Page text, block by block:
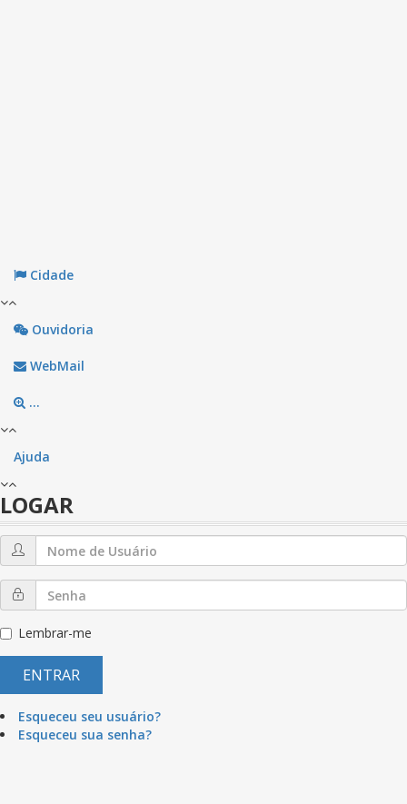
Cidade
Ouvidoria
WebMail
...
Ajuda
LOGAR
Lembrar-me
ENTRAR
Esqueceu seu usuário?
Esqueceu sua senha?